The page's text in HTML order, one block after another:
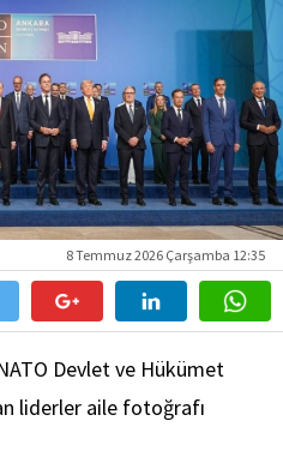
8 Temmuz 2026 Çarşamba 12:35
Devlet ve Hükümet
liderler aile fotoğrafı